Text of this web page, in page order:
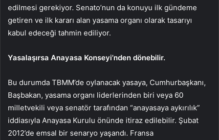
edilmesi gerekiyor. Senato’nun da konuyu ilk gündeme
getiren ve ilk kararı alan yasama organı olarak tasarıyı
kabul edeceği tahmin ediliyor.
Yasalaşırsa Anayasa Konseyi’nden dönebilir.
Bu durumda TBMM’de oylanacak yasaya, Cumhurbaşkanı,
Başbakan, yasama organı liderlerinden biri veya 60
milletvekili veya senatör tarafından “anayasaya aykırılık”
iddiasıyla Anayasa Kurulu önünde itiraz edilebilir. Şubat
2012’de emsal bir senaryo yaşandı. Fransa